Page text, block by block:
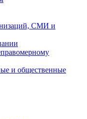
СМИ и
и общественные